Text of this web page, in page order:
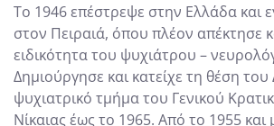
Το 1946 επέστρεψε στην Ελλάδα και
στον Πειραιά, όπου πλέον απέκτησε
ειδικότητα του ψυχιάτρου –
Δημιούργησε και κατείχε τη θέση
ψυχιατρικό τμήμα του Γενικού
Νίκαιας έως το 1965. Από το 1955 και